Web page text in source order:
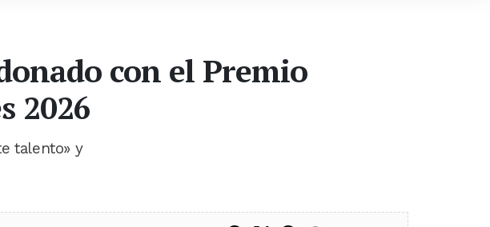
con el Premio
2026
talento» y